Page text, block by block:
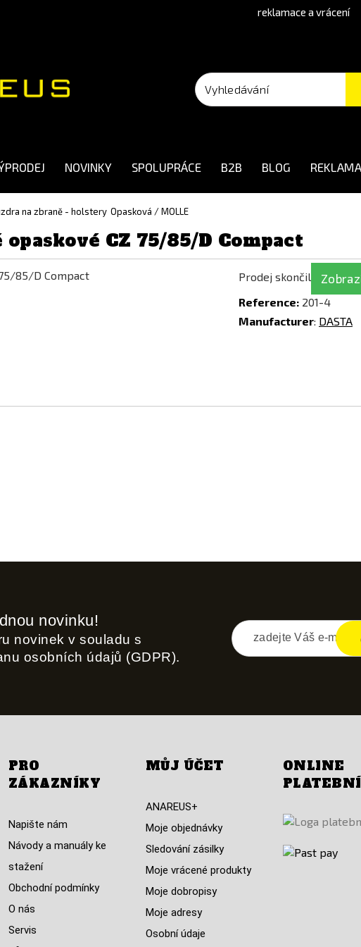
reklamace a vrácení
NOVINKY SPOLUPRÁCE B2B BLOG
na zbraně - holstery Opasková / MOLLE
CZ 75/85/D Compact
Prodej skončil
Reference: 201-4
Manufacturer: DASTA
novinku!
novinek v souladu s
osobních údajů (GDPR).
PRO
ZÁKAZNÍKY
Napište nám
Návody a manuály ke
stažení
Obchodní podmínky
O nás
Servis
MŮJ ÚČET
ANAREUS+
Moje objednávky
Sledování zásilky
Moje vrácené produkty
Moje dobropisy
Moje adresy
Osobní údaje
ONLINE